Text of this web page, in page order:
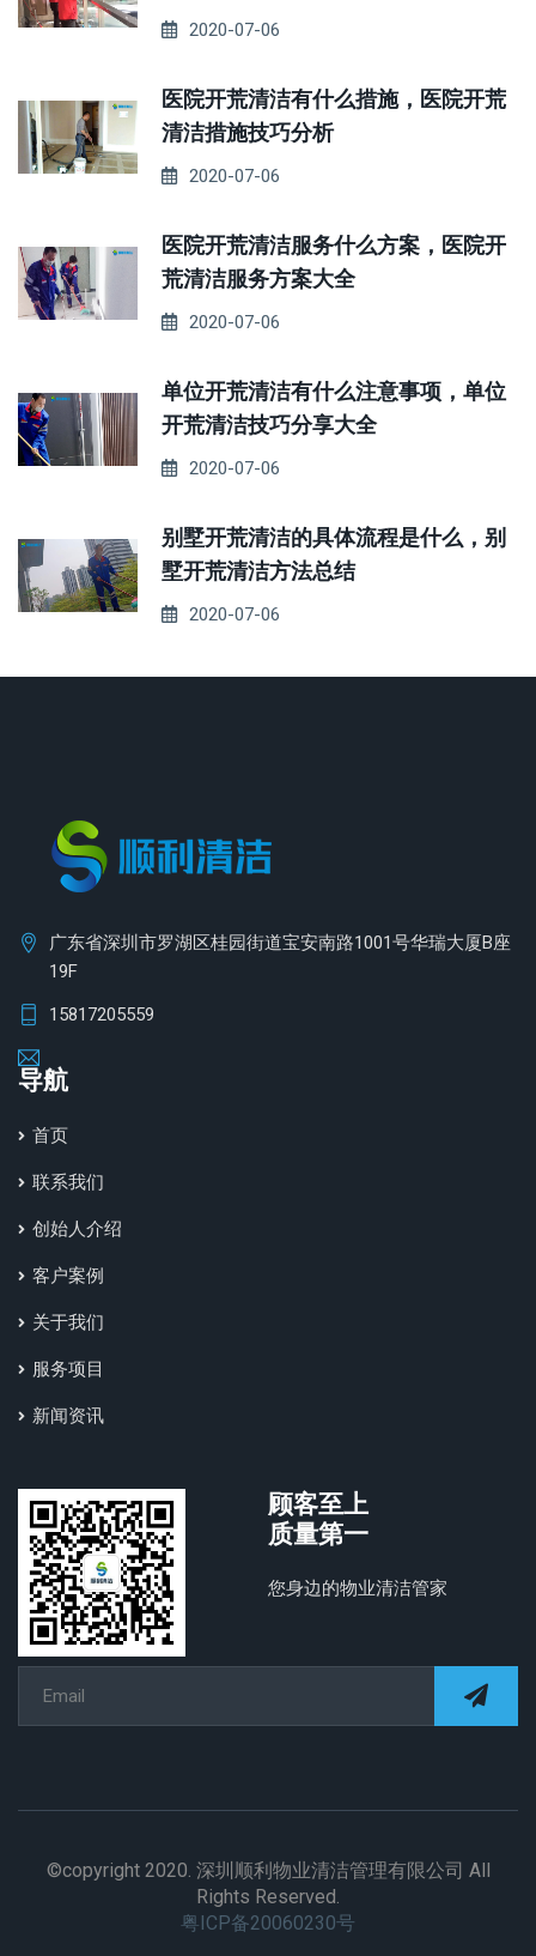
2020-07-06
医院开荒清洁有什么措施，医院开荒
清洁措施技巧分析
2020-07-06
医院开荒清洁服务什么方案，医院开
荒清洁服务方案大全
2020-07-06
单位开荒清洁有什么注意事项，单位
开荒清洁技巧分享大全
2020-07-06
别墅开荒清洁的具体流程是什么，别
墅开荒清洁方法总结
2020-07-06
广东省深圳市罗湖区桂园街道宝安南路1001号华瑞大厦B座
19F
15817205559
导航
首页
联系我们
创始人介绍
客户案例
关于我们
服务项目
新闻资讯
顾客至上
质量第一
您身边的物业清洁管家
©copyright 2020. 深圳顺利物业清洁管理有限公司 All
Rights Reserved.
粤ICP备20060230号